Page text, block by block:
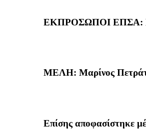
ΕΚΠΡΟΣΩΠΟΙ ΕΠΣΑ:
ΜΕΛΗ: Μαρίνος
Επίσης αποφασίστηκε